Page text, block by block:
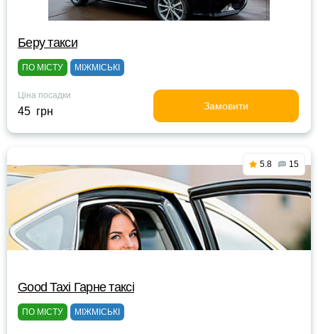
Беру такси
ПО МІСТУ МІЖМІСЬКІ
Ціна посадки
45 грн Замовити
5.8 15
Good Taxi Гарне таксi
ПО МІСТУ МІЖМІСЬКІ